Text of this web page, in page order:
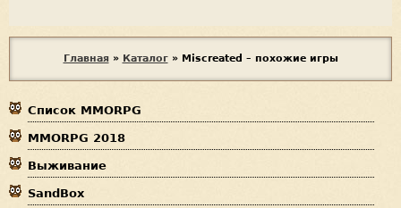
ы
з
д
е
с
Главная » Каталог » Miscreated – похожие игры
Список MMORPG
MMORPG 2018
Выживание
SandBox